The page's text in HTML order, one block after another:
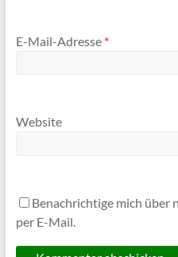
E-Mail-Adresse *
Website
Benachrichtige mich über
per E-Mail.